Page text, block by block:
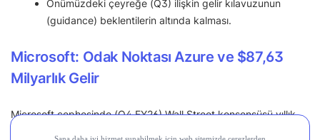
Önümüzdeki çeyreğe (Q3) ilişkin gelir kılavuzunun
(guidance) beklentilerin altında kalması.
Microsoft: Odak Noktası Azure ve $87,63
Milyarlık Gelir
Microsoft cephesinde (Q4 FY26) Wall Street konsensüsü yıllık